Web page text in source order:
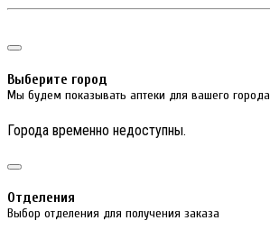
Выберите город
Мы будем показывать аптеки для вашего города
Города временно недоступны.
Отделения
Выбор отделения для получения заказа